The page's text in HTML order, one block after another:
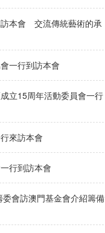
本會 交流傳統藝術的承
一行到訪本會
立15周年活動委員會一行
來訪本會
行到訪本會
會訪澳門基金會介紹籌備